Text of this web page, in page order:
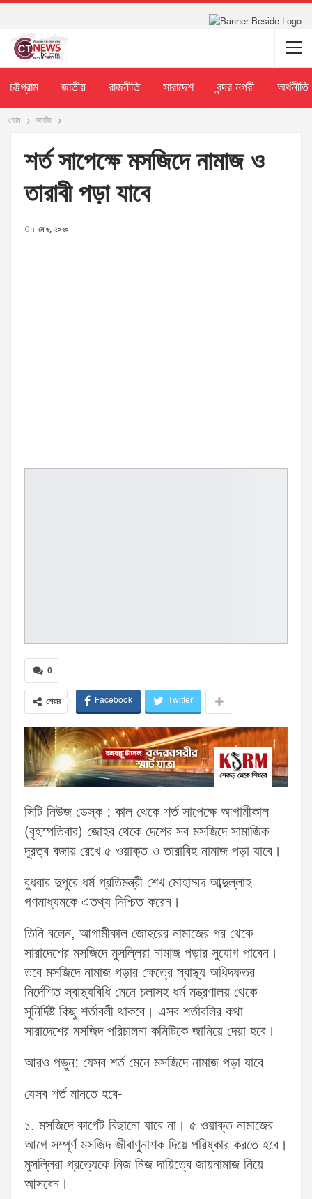
চট্টগ্রাম জাতীয় রাজনীতি সারাদেশ বন্দর নগরী অর্থনীতি
হোম জাতীয়
শর্ত সাপেক্ষে মসজিদে নামাজ ও
তারাবী পড়া যাবে
On মে ৬, ২০২০
0
শেয়ার Facebook Twitter
সিটি নিউজ ডেস্ক : কাল থেকে শর্ত সাপেক্ষে আগামীকাল
(বৃহস্পতিবার) জোহর থেকে দেশের সব মসজিদে সামাজিক
দূরত্ব বজায় রেখে ৫ ওয়াক্ত ও তারাবিহ নামাজ পড়া যাবে।
বুধবার দুপুরে ধর্ম প্রতিমন্ত্রী শেখ মোহাম্মদ আব্দুল্লাহ
গণমাধ্যমকে এতথ্য নিশ্চিত করেন।
তিনি বলেন, আগামীকাল জোহরের নামাজের পর থেকে
সারাদেশের মসজিদে মুসল্লিরা নামাজ পড়ার সুযোগ পাবেন।
তবে মসজিদে নামাজ পড়ার ক্ষেত্রে স্বাস্থ্য অধিদফতর
নির্দেশিত স্বাস্থ্যবিধি মেনে চলাসহ ধর্ম মন্ত্রণালয় থেকে
সুনির্দিষ্ট কিছু শর্তাবলী থাকবে। এসব শর্তাবলির কথা
সারাদেশের মসজিদ পরিচালনা কমিটিকে জানিয়ে দেয়া হবে।
আরও পড়ুন: যেসব শর্ত মেনে মসজিদে নামাজ পড়া যাবে
যেসব শর্ত মানতে হবে-
১. মসজিদে কার্পেট বিছানো যাবে না। ৫ ওয়াক্ত নামাজের
আগে সম্পূর্ণ মসজিদ জীবাণুনাশক দিয়ে পরিষ্কার করতে হবে।
মুসল্লিরা প্রত্যেকে নিজ নিজ দায়িত্বে জায়নামাজ নিয়ে
আসবেন।